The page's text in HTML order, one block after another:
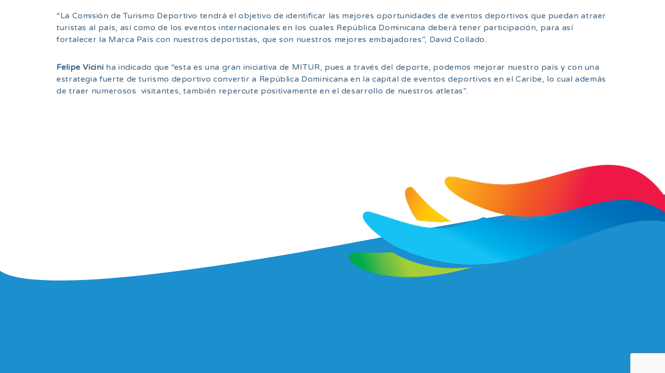
“La Comisión de Turismo Deportivo tendrá el objetivo de identificar las mejores oportunidades de eventos deportivos que puedan atraer
turistas al país, así como de los eventos internacionales en los cuales República Dominicana deberá tener participación, para así
fortalecer la Marca País con nuestros deportistas, que son nuestros mejores embajadores”, David Collado.
Felipe Vicini ha indicado que “esta es una gran iniciativa de MITUR, pues a través del deporte, podemos mejorar nuestro país y con una
estrategia fuerte de turismo deportivo convertir a República Dominicana en la capital de eventos deportivos en el Caribe, lo cual además
de traer numerosos visitantes, también repercute positivamente en el desarrollo de nuestros atletas”.